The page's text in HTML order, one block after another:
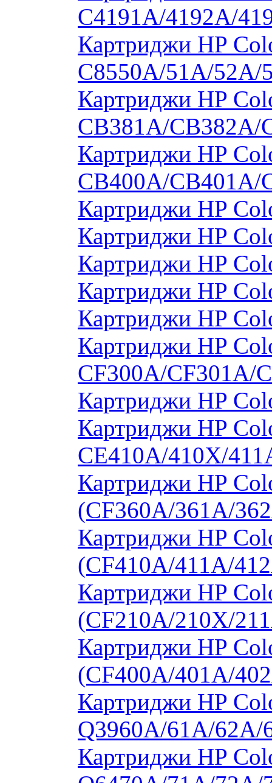
C4191A/4192A/
Картриджи HP
C8550A/51A/
Картриджи HP
CB381A/CB382A/
Картриджи HP
CB400A/CB401A/
Картриджи HP
Картриджи HP
Картриджи HP
Картриджи HP
Картриджи HP
Картриджи HP
CF300A/CF301A/
Картриджи HP
Картриджи HP
CE410A/410X/
Картриджи HP
(CF360A/361A/
Картриджи HP
(CF410A/411A/
Картриджи HP
(CF210A/210X/
Картриджи HP
(CF400A/401A/
Картриджи HP
Q3960A/61A/
Картриджи HP